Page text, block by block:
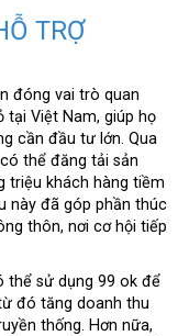
TRỢ
đóng vai trò quan
tại Việt Nam, giúp họ
cần đầu tư lớn. Qua
thể đăng tải sản
triệu khách hàng tiềm
này đã góp phần thúc
thôn, nơi cơ hội tiếp
thể sử dụng 99 ok để
đó tăng doanh thu
thống. Hơn nữa,